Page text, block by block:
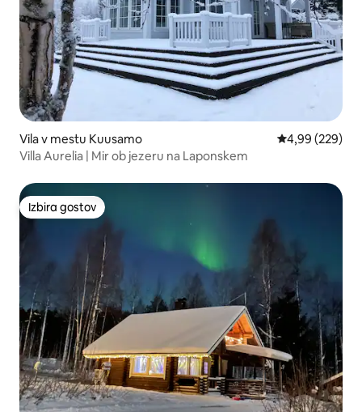
Vila v mestu Kuusamo Povprečna
4,99 (229)
Villa Aurelia | Mir ob jezeru na Laponskem
Izbira gostov
Izbira gostov